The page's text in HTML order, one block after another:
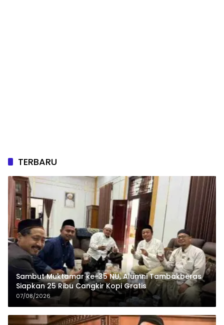
TERBARU
Sambut Muktamar ke-35 NU, Alumni Tambakberas
Siapkan 25 Ribu Cangkir Kopi Gratis
07/08/2026